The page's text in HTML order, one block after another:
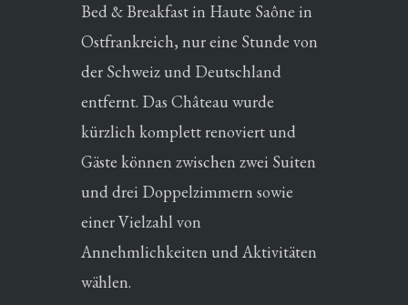
Bed & Breakfast in Haute Saône in
Ostfrankreich, nur eine Stunde von
der Schweiz und Deutschland
entfernt. Das Château wurde
kürzlich komplett renoviert und
Gäste können zwischen zwei Suiten
und drei Doppelzimmern sowie
einer Vielzahl von
Annehmlichkeiten und Aktivitäten
wählen.